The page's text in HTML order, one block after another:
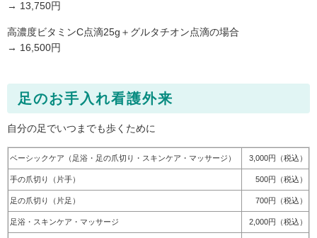
→ 13,750円
高濃度ビタミンC点滴25g＋グルタチオン点滴の場合
→ 16,500円
足のお手入れ看護外来
自分の足でいつまでも歩くために
ベーシックケア（足浴・足の爪切り・スキンケア・マッサージ） 3,000円（税込）
手の爪切り（片手） 500円（税込）
足の爪切り（片足） 700円（税込）
足浴・スキンケア・マッサージ 2,000円（税込）